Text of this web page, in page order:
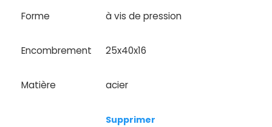
Forme à vis de pression
Encombrement 25x40x16
Matière acier
Supprimer